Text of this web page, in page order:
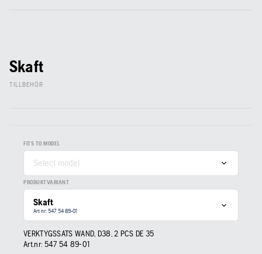
Skaft
TILLBEHÖR
FITS TO MODEL
Select model
PRODUKTVARIANT
Skaft
Art nr: 547 54 89‑01
VERKTYGSSATS WAND, D38, 2 PCS DE 35
Art.nr: 547 54 89‑01